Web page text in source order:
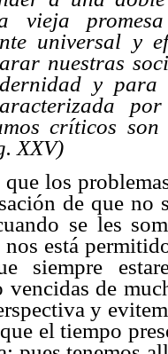
vieja
universal y
nuestras
y
críticos
XXV)
que los
de que no
se les
nos está
siempre
de
y
el tiempo